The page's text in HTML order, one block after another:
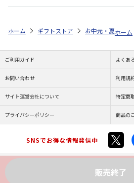
販売終了
ホーム ギフトストア お中元・夏ギフ
ホーム
ご利用ガイド よくあ
お問い合わせ 利用規
サイト運営会社について 特定商
プライバシーポリシー 商品の
SNSでお得な情報発信中